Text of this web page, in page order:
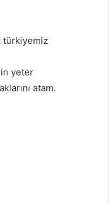
türkiyemiz
yeter
atam.